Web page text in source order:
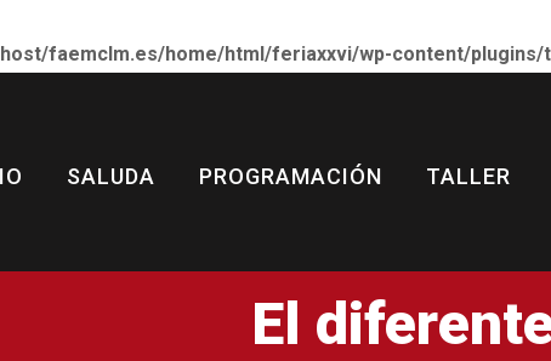
faemclm.es/home/html/feriaxxvi/wp-content/
SALUDA PROGRAMACIÓN TALLER
El
ESCÉNICAS Y
Programación
Espectáculos